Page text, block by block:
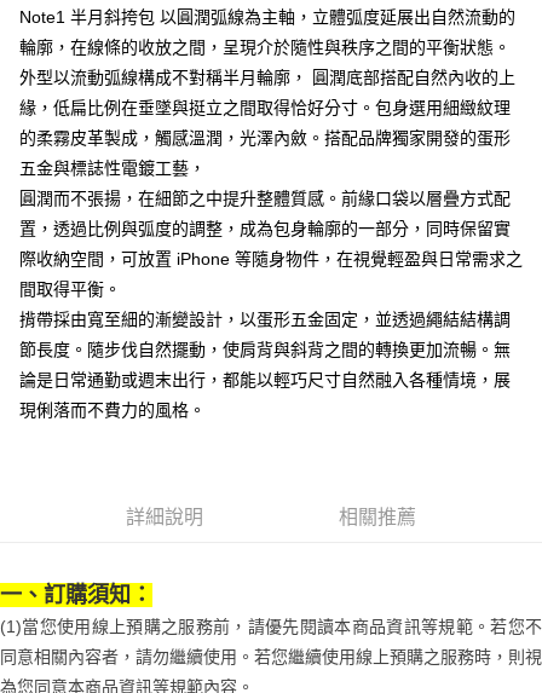
2.透過簡訊連結打開帳單後，可選擇「超商條碼／台灣大直營門市／銀行轉
帳／街口支付／iPASS MONEY」等通路繳費。
【注意事項】
1.本服務係由「台灣大哥大股份有限公司」（以下簡稱本公司）所提供，讓
用戶於交易時，得透過本服務購買商品或服務，並由商店將買賣／分期付款
2.基於同意付款使用「大哥付你分期」之契約關係目的，商店將以您的個人
資料（包含姓名、電話或地址）提供予台灣大哥大進項蒐集、處理及利用，
由本公司與您本人進行分期帳單所需資料之確認、核對及更正。
3.完整用戶服務條款，請詳閱以下連結：https://oppay.tw/userRule
１．於結帳方式選擇「AFTEE先享後付」後，將跳轉至「AFTEE先享後付」
２．訂單成立數日內，您將收到繳費通知簡訊。
３．收到繳費通知簡訊後14天內，點擊此簡訊中的連結，可透過四大超商／
ATM／網路銀行／等多元方式進行付款，方視為交易完成。
※ 請注意：結帳手續完成當下不需立刻繳費，但若您需要取消訂單，請聯絡
購買商品的店家。未經商家同意取消之訂單仍視為有效，需透過AFTEE先享
後付繳納相關費用。
是否繳費成功／繳費後需取消欲退款等相關疑問，請聯繫「AFTEE先享後付
客戶支援中心」https://netprotections.freshdesk.com/support/home
【注意事項】
１．透過由恩沛科技股份有限公司提供之「AFTEE先享後付」服務完成之交
易，需依本服務之必要範圍內提供個人資料，並將交易相關給付款項請求債
權轉讓予恩沛科技股份有限公司。
２．關於個人資料處理事宜，請瀏覽以下網址：
https://aftee.tw/terms/#terms3
３．未成年的使用者請事先徵得法定代理人或監護人之同意方可使用
請求用戶進行身份認證。
付款後7-11取貨
宅配
每筆NT$100，滿NT$1,000(含以上)免運費
京站台北店客服中心(1F星巴克旁) 即日起不提供京站紙袋，取件時
請自備購物袋，若需購買紙袋可現場詢問
免運費
Note1 半月斜挎包 以圓潤弧線為主軸，立體弧度延展出自然流動的
輪廓，在線條的收放之間，呈現介於隨性與秩序之間的平衡狀態。
外型以流動弧線構成不對稱半月輪廓， 圓潤底部搭配自然內收的上
緣，低扁比例在垂墜與挺立之間取得恰好分寸。包身選用細緻紋理
的柔霧皮革製成，觸感溫潤，光澤內斂。搭配品牌獨家開發的蛋形
五金與標誌性電鍍工藝，
圓潤而不張揚，在細節之中提升整體質感。前緣口袋以層疊方式配
置，透過比例與弧度的調整，成為包身輪廓的一部分，同時保留實
際收納空間，可放置 iPhone 等隨身物件，在視覺輕盈與日常需求之
間取得平衡。
揹帶採由寬至細的漸變設計，以蛋形五金固定，並透過繩結結構調
節長度。隨步伐自然擺動，使肩背與斜背之間的轉換更加流暢。無
論是日常通勤或週末出行，都能以輕巧尺寸自然融入各種情境，展
現俐落而不費力的風格。
詳細說明 相關推薦
一、訂購須知：
(1)當您使用線上預購之服務前，請優先閱讀本商品資訊等規範。若您不
同意相關內容者，請勿繼續使用。若您繼續使用線上預購之服務時，則視
為您同意本商品資訊等規範內容。